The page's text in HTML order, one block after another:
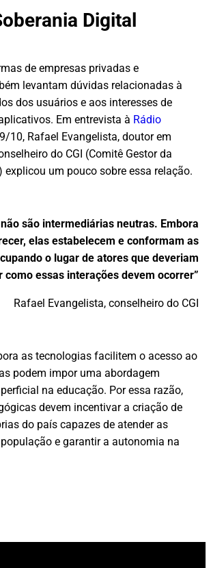
Digital
de empresas privadas e
levantam dúvidas relacionadas à
dos usuários e aos interesses de
Em entrevista à Rádio
10, Rafael Evangelista, doutor em
do CGI (Comitê Gestor da
explicou um pouco sobre essa relação.
são intermediárias neutras. Embora
elas estabelecem e conformam as
o lugar de atores que deveriam
como essas interações devem ocorrer”
Rafael Evangelista, conselheiro do CGI
as tecnologias facilitem o acesso ao
podem impor uma abordagem
na educação. Por essa razão,
devem incentivar a criação de
do país capazes de atender as
e garantir a autonomia na